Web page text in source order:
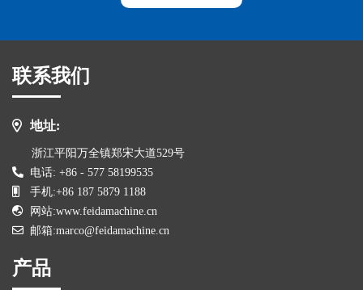
联系我们
地址:
浙江平阳万全镇郑宋大道529号
电话: +86 - 577 58199535
手机:+86 187 5879 1188
网站:www.feidamachine.cn
邮箱:marco@feidamachine.cn
产品